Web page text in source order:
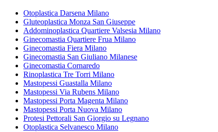
Otoplastica Darsena Milano
Gluteoplastica Monza San Giuseppe
Addominoplastica Quartiere Valsesia Milano
Ginecomastia Quartiere Frua Milano
Ginecomastia Fiera Milano
Ginecomastia San Giuliano Milanese
Ginecomastia Cornaredo
Rinoplastica Tre Torri Milano
Mastopessi Guastalla Milano
Mastopessi Via Rubens Milano
Mastopessi Porta Magenta Milano
Mastopessi Porta Nuova Milano
Protesi Pettorali San Giorgio su Legnano
Otoplastica Selvanesco Milano